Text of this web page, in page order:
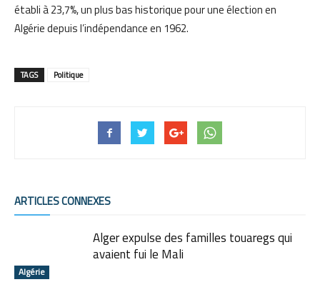
établi à 23,7%, un plus bas historique pour une élection en
Algérie depuis l’indépendance en 1962.
TAGS Politique
ARTICLES CONNEXES
Algérie
Alger expulse des familles touaregs qui
avaient fui le Mali